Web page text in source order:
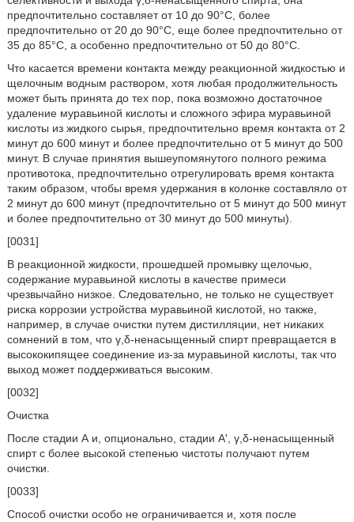
предпочтительно составляет от 10 до 90°С, более
предпочтительно от 20 до 90°С, еще более предпочтительно от
35 до 85°С, а особенно предпочтительно от 50 до 80°С.
Что касается времени контакта между реакционной жидкостью и
щелочным водным раствором, хотя любая продолжительность
может быть принята до тех пор, пока возможно достаточное
удаление муравьиной кислоты и сложного эфира муравьиной
кислоты из жидкого сырья, предпочтительно время контакта от 2
минут до 600 минут и более предпочтительно от 5 минут до 500
минут. В случае принятия вышеупомянутого полного режима
противотока, предпочтительно отрегулировать время контакта
таким образом, чтобы время удержания в колонке составляло от
2 минут до 600 минут (предпочтительно от 5 минут до 500 минут
и более предпочтительно от 30 минут до 500 минуты).
[0031]
В реакционной жидкости, прошедшей промывку щелочью,
содержание муравьиной кислоты в качестве примеси
чрезвычайно низкое. Следовательно, не только не существует
риска коррозии устройства муравьиной кислотой, но также,
например, в случае очистки путем дистилляции, нет никаких
сомнений в том, что γ,δ-ненасыщенный спирт превращается в
высококипящее соединение из-за муравьиной кислоты, так что
выход может поддерживаться высоким.
[0032]
Очистка
После стадии А и, опционально, стадии А', γ,δ-ненасыщенный
спирт с более высокой степенью чистоты получают путем
очистки.
[0033]
Способ очистки особо не ограничивается и, хотя после